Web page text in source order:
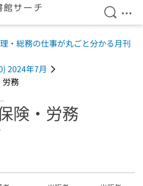
検索を
メ
・総務の仕事が丸ごと分かる月刊
2024年7月
労務
険・労務